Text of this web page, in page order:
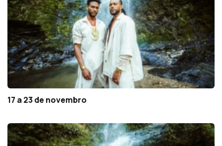
17 a 23 de novembro